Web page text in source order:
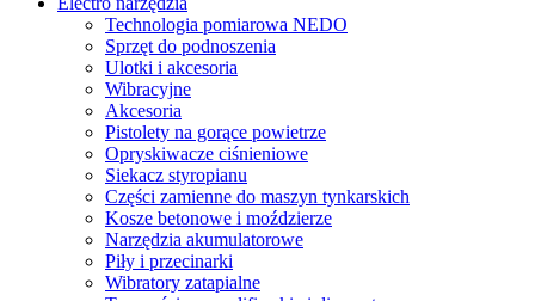
Technologia pomiarowa NEDO
Sprzęt do podnoszenia
Ulotki i akcesoria
Wibracyjne
Akcesoria
Pistolety na gorące powietrze
Opryskiwacze ciśnieniowe
Siekacz styropianu
Części zamienne do maszyn tynkarskich
Kosze betonowe i moździerze
Narzędzia akumulatorowe
Piły i przecinarki
Wibratory zatapialne